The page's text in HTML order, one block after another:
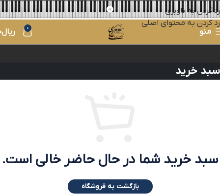
رد کردن به ناوبری
رد کردن به محتوای اصلی
منو
0 ریال
سبد خرید
سبد خرید شما در حال حاضر خالی است.
بازگشت به فروشگاه